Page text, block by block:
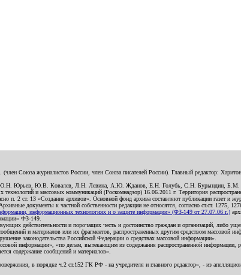
Союза журналистов России, член Союза писателей России). Главный редактор:
Ю.Н. Юрьев, Ю.В. Ковалев, Л.Н. Левина, А.Ю. Жданов, Е.Н. Голубь, С.Н. Бурындин,
и массовых коммуникаций (Роскомнадзор) 16.06.2011 г. Территория
п. 2 ст. 13 «Создание архивов». Основной фонд архива составляют публикации газет и
документы к частной собственности редакции не относятся, согласно ст.ст. 1275,
информационных технологиях и о защите информации» (ФЗ-149 от 27.07.06 г.)
ФЗ-149.
действительности и порочащих честь и достоинство граждан и организаций, либо
и материалов или их фрагментов, распространенных другим средством массовой
законодательства Российской Федерации о средствах массовой информации».
информации», «по делам, вытекающим из содержания распространенной информации,
содержание сообщений и материалов».
в порядке ч.2 ст.152 ГК РФ - на учредителя и главного редактор», - из